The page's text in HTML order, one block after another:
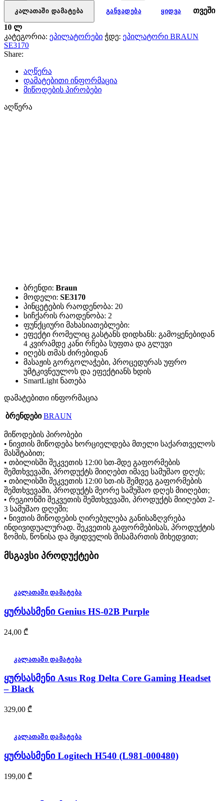
SE3170
კალათაში დამატება განვადება ყიდვა
თვეში
10 ლ
კატეგორია: ეპილატორები ჭდე: ეპილატორი BRAUN
SE3170
Share:
აღწერა
დამატებითი ინფორმაცია
მიწოდების პირობები
აღწერა
ბრენდი: Braun
მოდელი: SE3170
პინცეტების რაოდენობა: 20
სიჩქარის რაოდენობა: 2
ფუნქციური მახასიათებლები:
ეფექტი რომელიც გასტანს დიდხანს: გამოყენებიდან
4 კვირამდე კანი რჩება სუფთა და გლუვი
იღებს თმას ძირებიდან
მასაჟის გორგოლაჭები, პროცედურას უფრო
უმტკივნეულოს და ეფექტიანს ხდის
SmartLight ნათება
დამატებითი ინფორმაცია
ბრენდები BRAUN
მიწოდების პირობები
• ნივთის მიწოდება ხორციელდება მთელი საქართველოს
მასშტაბით;
• თბილისში შეკვეთის 12:00 სთ-მდე გაფორმების
შემთხვევაში, პროდუქტს მიიღებთ იმავე სამუშაო დღეს;
• თბილისში შეკვეთის 12:00 სთ-ის შემდეგ გაფორმების
შემთხვევაში, პროდუქტს მეორე სამუშაო დღეს მიიღებთ;
• რეგიონში შეკვეთის შემთხვევაში, პროდუქტს მიიღებთ 2-
3 სამუშაო დღეში;
• ნივთის მიწოდების ღირებულება განისაზღვრება
ინდივიდუალურად. შეკვეთის გაფორმებისას, პროდუქტის
ზომის, წონისა და მყიდველის მისამართის მიხედვით;
მსგავსი პროდუქტები
კალათაში დამატება
ყურსასმენი Genius HS-02B Purple
24,00 ₾
კალათაში დამატება
ყურსასმენი Asus Rog Delta Core Gaming Headset
– Black
329,00 ₾
კალათაში დამატება
ყურსასმენი Logitech H540 (L981-000480)
199,00 ₾